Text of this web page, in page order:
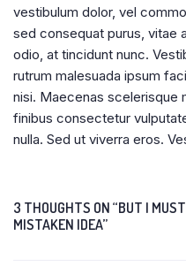
vestibulum dolor, vel
sed consequat purus, vitae
odio, at tincidunt nunc.
rutrum malesuada ipsum
nisi. Maecenas scelerisque
finibus consectetur
nulla. Sed ut viverra eros.
3 THOUGHTS ON “BUT I
MISTAKEN IDEA”